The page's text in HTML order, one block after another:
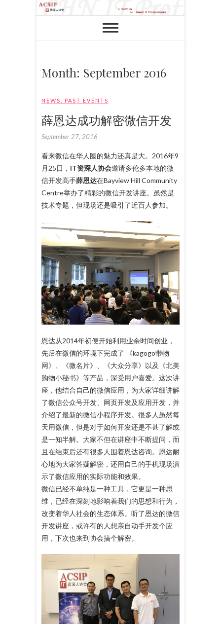
Month: September 2016
NEWS PAST EVENTS
薛恩达成功解密微信开发
September 27, 2016
看来微信在华人圈的魅力还真是大。2016年9
月25日， IT资深人协会邀请多伦多本地的微
信开发高手薛恩达在Bayview Hill Community
Centre举办了精彩的微信开发讲座。虽然是
技术专题，但现场还是吸引了近百人参加。
恩达从2014年初便开始利用业余时间创业，
先后在微信的环境下完成了 《kagogo带物
网》、《微名片》、《大众分享》以及《北美
购物小秘书》等产品，深受用户喜爱。这次讲
座，他结合自己的微信应用，为大家详细讲解
了微信公众号开发、网页开发及应用开发，并
介绍了最新的微信小程序开发。很多人虽然每
天用微信，但是对于如何开发还是不甚了解或
是一知半解。大家不但在讲座中不断提问，而
且在结束后还有很多人围着恩达咨询。恩达耐
心地为大家答疑解密，还用自己的手机现场演
示了微信应用的实际功能和效果。
微信已经不单纯是一种工具，它更是一种思
维，已经在深刻地影响着我们的思想和行为，
改变着华人社会的生态体系。听了恩达的微信
开发讲座，或许有的人想亲自动手开发个应
用，下次也来到协会搞个解密。